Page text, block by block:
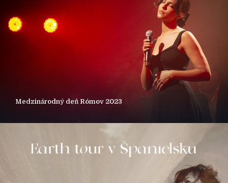
Medzinárodný deň Rómov 2023